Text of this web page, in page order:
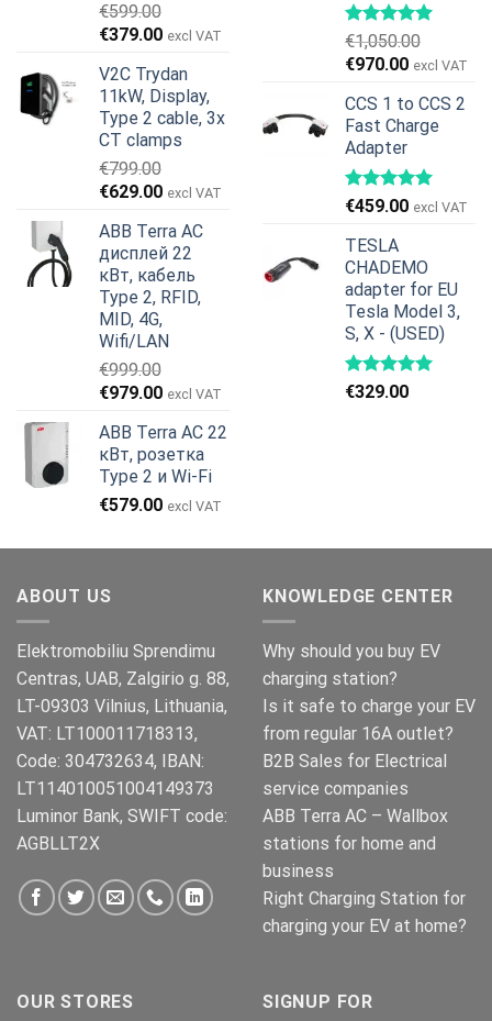
€599.00
Первоначальная
составляла
€599.00.
€379.00Текущая
€379.00.
excl VAT
V2C Trydan
11kW, Display,
Type 2 cable, 3x
CT clamps
€799.00
Первоначальная
составляла
€799.00.
€629.00Текущая
€629.00.
excl VAT
ABB Terra AC
дисплей 22
кВт, кабель
Type 2, RFID,
MID, 4G,
Wifi/LAN
€999.00
Первоначальная
составляла
€999.00.
€979.00Текущая
€979.00.
excl VAT
ABB Terra AC 22
кВт, розетка
Type 2 и Wi-Fi
€579.00 excl VAT
€1,050.00
Первоначальная
составляла
€1,050.00.
€970.00Текущая
€970.00.
excl VAT
CCS 1 to CCS 2
Fast Charge
Adapter
€459.00 excl VAT
TESLA
CHADEMO
adapter for EU
Tesla Model 3,
S, X - (USED)
€329.00
ABOUT US
Elektromobiliu Sprendimu
Centras, UAB, Zalgirio g. 88,
LT-09303 Vilnius, Lithuania,
VAT: LT100011718313,
Code: 304732634, IBAN:
LT114010051004149373
Luminor Bank, SWIFT code:
AGBLLT2X
KNOWLEDGE CENTER
Why should you buy EV
charging station?
Is it safe to charge your EV
from regular 16A outlet?
B2B Sales for Electrical
service companies
ABB Terra AC – Wallbox
stations for home and
business
Right Charging Station for
charging your EV at home?
OUR STORES
SIGNUP FOR